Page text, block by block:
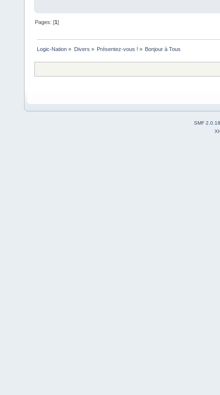
Pages: [1]
Logic-Nation » Divers » Présentez-vous ! » Bonjour à Tous
SMF 2.0.18